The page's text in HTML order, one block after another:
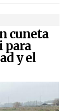
cuneta
para
y el